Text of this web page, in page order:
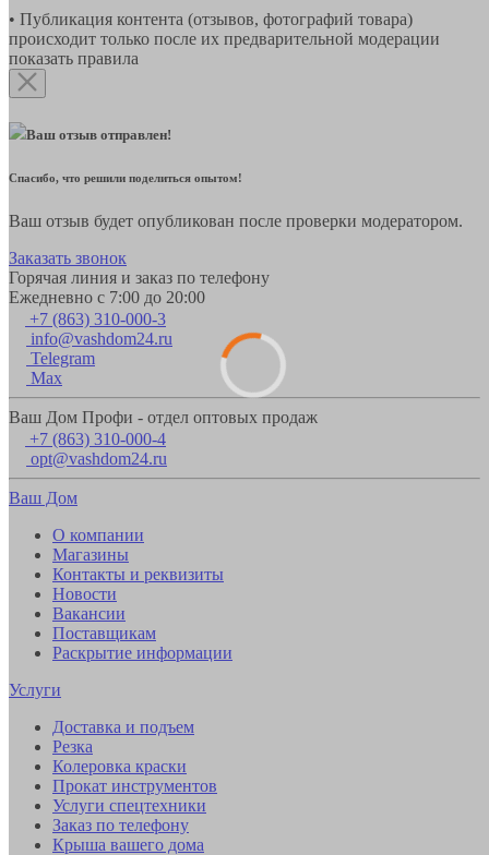
• Публикация контента (отзывов, фотографий товара)
происходит только после их предварительной модерации
показать правила
Ваш отзыв отправлен!
Спасибо, что решили поделиться опытом!
Ваш отзыв будет опубликован после проверки модератором.
Заказать звонок
Горячая линия и заказ по телефону
Ежедневно с 7:00 до 20:00
+7 (863) 310-000-3
info@vashdom24.ru
Telegram
Max
Ваш Дом Профи - отдел оптовых продаж
+7 (863) 310-000-4
opt@vashdom24.ru
Ваш Дом
О компании
Магазины
Контакты и реквизиты
Новости
Вакансии
Поставщикам
Раскрытие информации
Услуги
Доставка и подъем
Резка
Колеровка краски
Прокат инструментов
Услуги спецтехники
Заказ по телефону
Крыша вашего дома